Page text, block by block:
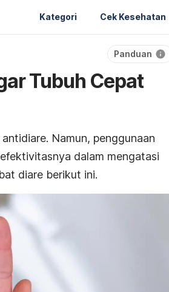
Kategori Cek Kesehatan
Panduan
Tubuh Cepat
Namun, penggunaan
dalam mengatasi
diare berikut ini.